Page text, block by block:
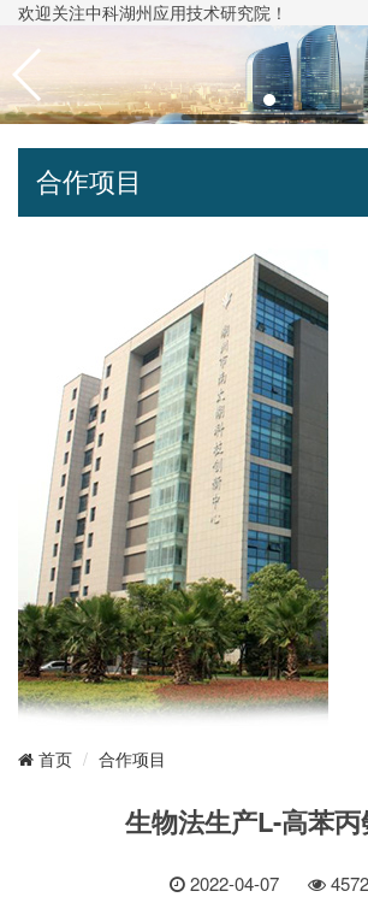
欢迎关注中科湖州应用技术研究院！
合作项目
首页 合作项目
生物法生产L-高苯
2022-04-07 4572